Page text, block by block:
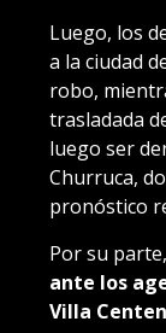
Luego, los
a la ciudad
robo,
trasladada
luego ser
Churruca,
pronóstico
Por su parte,
ante los
Villa